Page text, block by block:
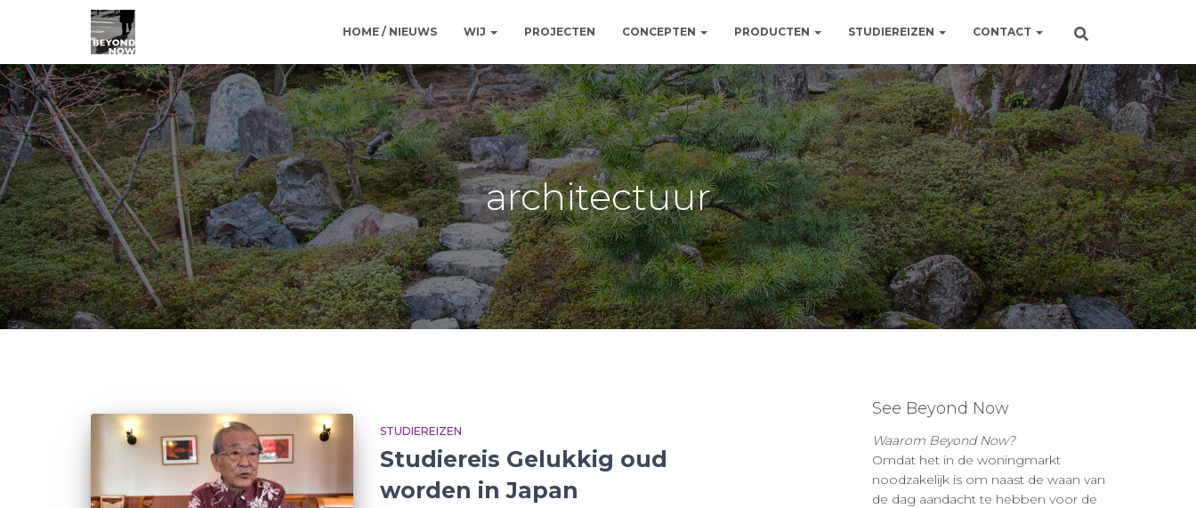
HOME / NIEUWS WIJ PROJECTEN CONCEPTEN PRODUCTEN STUDIEREIZEN CONTACT
architectuur
STUDIEREIZEN
Studiereis Gelukkig oud
worden in Japan
See Beyond Now
Waarom Beyond Now?
Omdat het in de woningmarkt
noodzakelijk is om naast de waan van
de dag aandacht te hebben voor de